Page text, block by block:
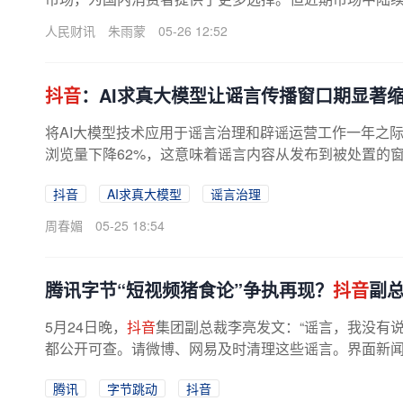
人民财讯 朱雨蒙 05-26 12:52
抖音：AI求真大模型让谣言传播窗口期显著
将AI大模型技术应用于谣言治理和辟谣运营工作一年之
浏览量下降62%，这意味着谣言内容从发布到被处置的
抖音 AI求真大模型
谣言治理
周春媚
05-25 18:54
腾讯字节“短视频猪食论”争执再现？ 抖音副
5月24日晚， 抖音集团副总裁李亮发文：“谣言，我没有
都公开可查。请微博、网易及时清理这些谣言。界面新
腾讯 字节跳动
抖音